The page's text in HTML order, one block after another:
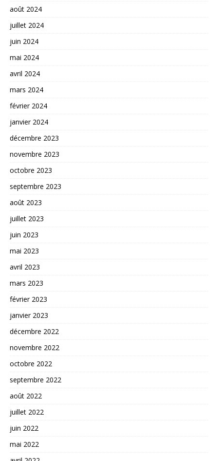
août 2024
juillet 2024
juin 2024
mai 2024
avril 2024
mars 2024
février 2024
janvier 2024
décembre 2023
novembre 2023
octobre 2023
septembre 2023
août 2023
juillet 2023
juin 2023
mai 2023
avril 2023
mars 2023
février 2023
janvier 2023
décembre 2022
novembre 2022
octobre 2022
septembre 2022
août 2022
juillet 2022
juin 2022
mai 2022